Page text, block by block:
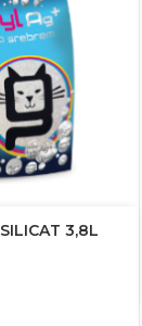
3,8L
podgląd